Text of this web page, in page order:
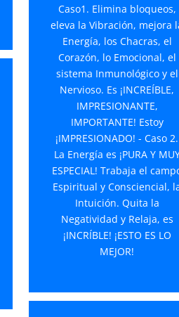
Caso1. Elimina bloqueos,
eleva la Vibración, mejora
Energía, los Chacras, el
Corazón, lo Emocional, el
sistema Inmunológico y el
Nervioso. Es ¡INCREÍBLE,
IMPRESIONANTE,
IMPORTANTE! Estoy
¡IMPRESIONADO! - Caso 2.
La Energía es ¡PURA Y
ESPECIAL! Trabaja el
Espiritual y Consciencial,
Intuición. Quita la
Negatividad y Relaja, es
¡INCRÍBLE! ¡ESTO ES LO
MEJOR!